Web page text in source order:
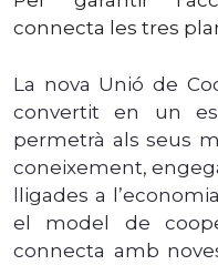
connecta les tres
La nova Unió de
convertit en un
permetrà als seus
coneixement,
lligades a
el model de
connecta amb